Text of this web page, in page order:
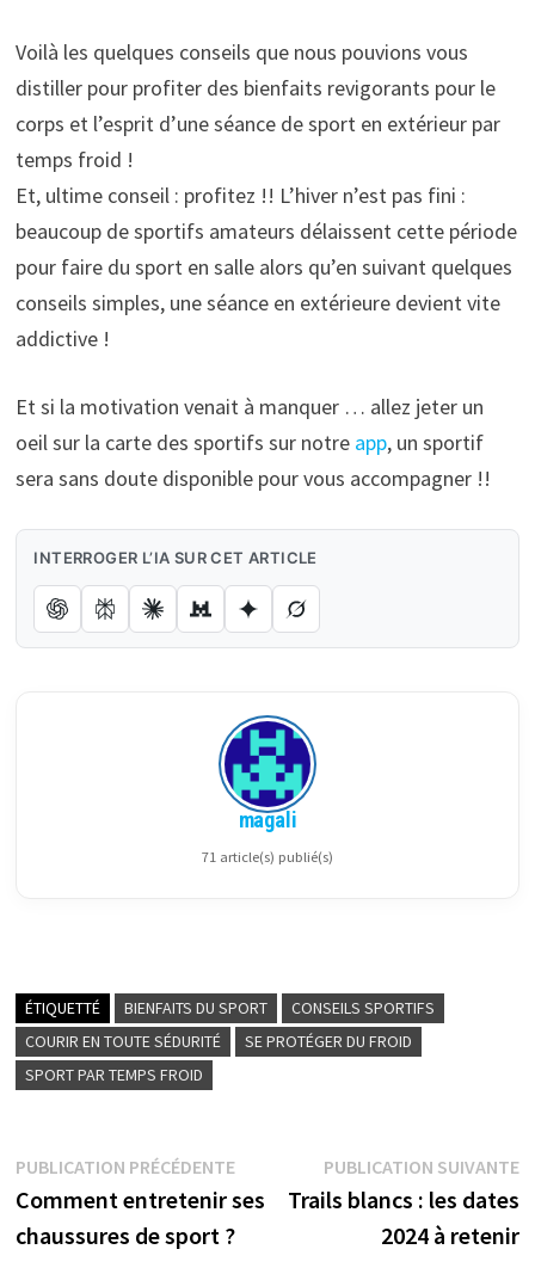
Voilà les quelques conseils que nous pouvions vous
distiller pour profiter des bienfaits revigorants pour le
corps et l’esprit d’une séance de sport en extérieur par
temps froid !
Et, ultime conseil : profitez !! L’hiver n’est pas fini :
beaucoup de sportifs amateurs délaissent cette période
pour faire du sport en salle alors qu’en suivant quelques
conseils simples, une séance en extérieure devient vite
addictive !
Et si la motivation venait à manquer … allez jeter un
oeil sur la carte des sportifs sur notre app, un sportif
sera sans doute disponible pour vous accompagner !!
INTERROGER L’IA SUR CET ARTICLE
magali
71 article(s) publié(s)
ÉTIQUETTÉ BIENFAITS DU SPORT
CONSEILS SPORTIFS
COURIR EN TOUTE SÉDURITÉ
SE PROTÉGER DU FROID
SPORT PAR TEMPS FROID
Navigation
de
PUBLICATION PRÉCÉDENTEPublication
précédente :
Comment entretenir ses
chaussures de sport ?
PUBLICATION SUIVANTE
Trails blancs : les dates
2024 à retenir